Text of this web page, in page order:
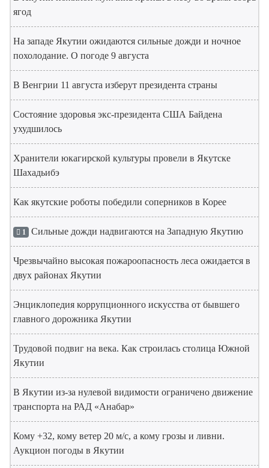
ягод
На западе Якутии ожидаются сильные дожди и ночное
похолодание. О погоде 9 августа
В Венгрии 11 августа изберут президента страны
Состояние здоровья экс-президента США Байдена
ухудшилось
Хранители юкагирской культуры провели в Якутске
Шахадьибэ
Как якутские роботы победили соперников в Корее
1 Сильные дожди надвигаются на Западную Якутию
Чрезвычайно высокая пожароопасность леса ожидается в
двух районах Якутии
Энциклопедия коррупционного искусства от бывшего
главного дорожника Якутии
Трудовой подвиг на века. Как строилась столица Южной
Якутии
В Якутии из-за нулевой видимости ограничено движение
транспорта на РАД «Анабар»
Кому +32, кому ветер 20 м/с, а кому грозы и ливни.
Аукцион погоды в Якутии